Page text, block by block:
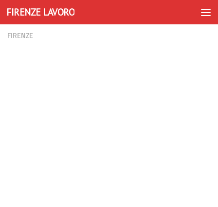
Skip to content
FIRENZE LAVORO
FIRENZE